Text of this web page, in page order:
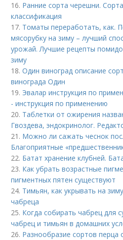
16. Ранние сорта черешни.
классификация
17. Томаты переработать, как.
мясорубку на зиму – лучший
урожай. Лучшие рецепты
зиму
18.Один виноград описание
винограда Один
19. Эвалар инструкция по
- инструкция по применению
20. Таблетки от ожирения
Гвоздева, эндокринолог.
21. Можно ли сажать чеснок
Благоприятные
22. Батат хранение клубней.
23. Как убрать возрастные
пигментных пятен существуют
24. Тимьян, как укрывать на
чабреца
25. Когда собирать чабрец для
чабрец и тимьян в домашних
26. Разнообразие сортов перца